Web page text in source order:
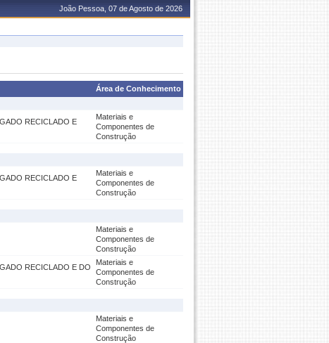
João Pessoa, 07 de Agosto de 2026
Área de Conhecimento
RECICLADO E
Materiais e
Componentes de
Construção
RECICLADO E
Materiais e
Componentes de
Construção
Materiais e
Componentes de
Construção
RECICLADO E DO
Materiais e
Componentes de
Construção
Materiais e
Componentes de
Construção